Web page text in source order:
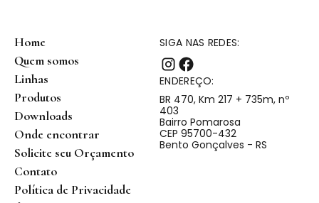
Home
Quem somos
Linhas
Produtos
Downloads
Onde encontrar
Solicite seu Orçamento
Contato
Política de Privacidade
SIGA NAS REDES:
ENDEREÇO:
BR 470, Km 217 + 735m, nº
403
Bairro Pomarosa
CEP 95700-432
Bento Gonçalves - RS